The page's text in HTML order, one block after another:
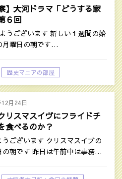
】大河ドラマ「どうする家
６回
うございます 新しい１週間の始
月曜日の朝です…
歴史マニアの部屋
月24日
リスマスイヴにフライドチ
食べるのか？
うございます クリスマスイブの
の朝です 昨日は午前中は事務…